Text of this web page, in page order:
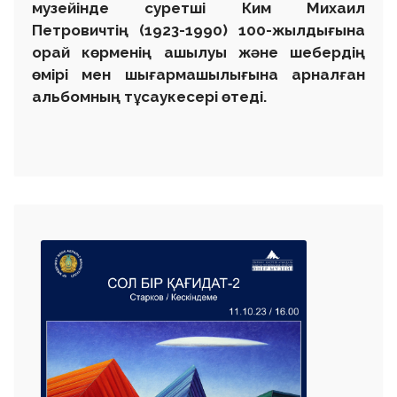
жағына
42 бет. Барлығы: 77
Instagram соңғы жаңалықтары